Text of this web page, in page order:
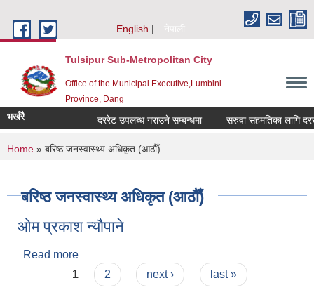
English
नेपाली
Tulsipur Sub-Metropolitan City
Office of the Municipal Executive,Lumbini
Province, Dang
भर्खरै दररेट उपलब्ध गराउने सम्बन्धमा सरुवा सहमतिका लागि
You are here
Home » बरिष्ठ जनस्वास्थ्य अधिकृत (आठौँ)
बरिष्ठ जनस्वास्थ्य अधिकृत (आठौँ)
ओम प्रकाश न्यौपाने
Read more
Pages
1 2 next › last »